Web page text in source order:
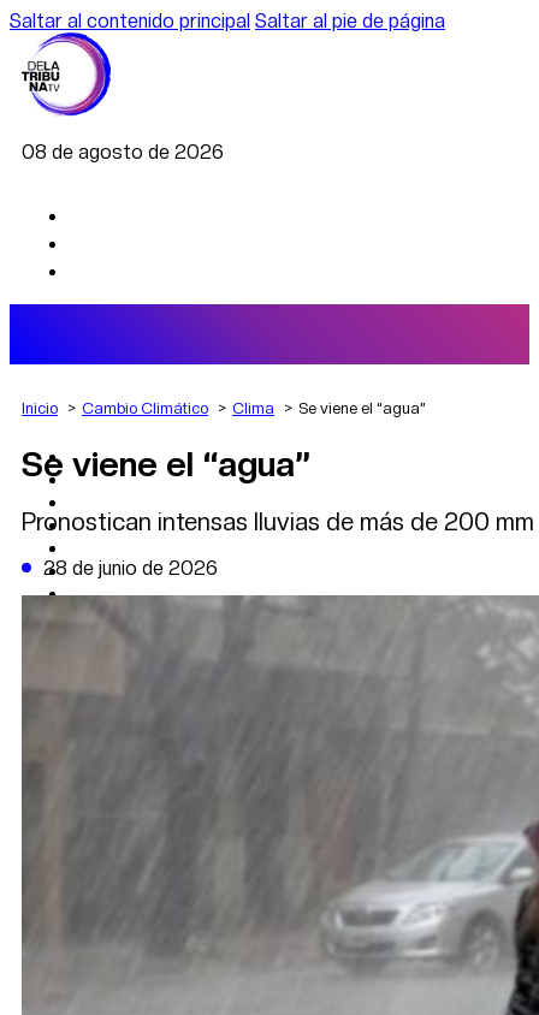
Saltar al contenido principal Saltar al pie de página
08 de agosto de 2026
AGRO
DEPORTES
POLÍTICA
DATA FIRME
DE LA TRIBUNA TV
Inicio Cambio Climático Clima Se viene el “agua”
Se viene el “agua”
Pronostican intensas lluvias de más de 200
28 de junio de 2026